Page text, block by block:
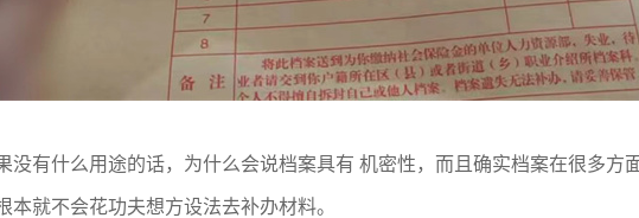
没有什么用途的话，为什么会说档案具有 机密性，而且确实档案在很多方
本就不会花功夫想方设法去补办材料。